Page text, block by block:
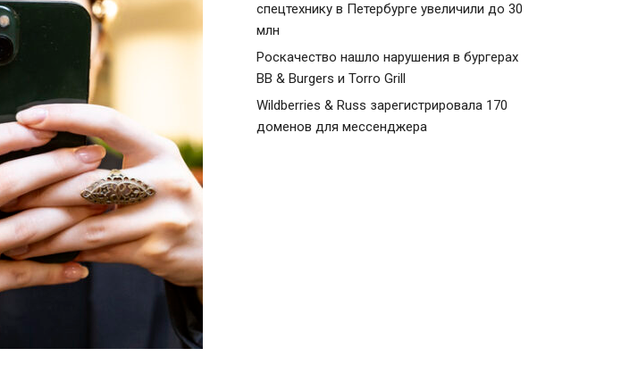
спецтехнику в Петербурге увеличили до 30
млн
Роскачество нашло нарушения в бургерах
BB & Burgers и Torro Grill
Wildberries & Russ зарегистрировала 170
доменов для мессенджера